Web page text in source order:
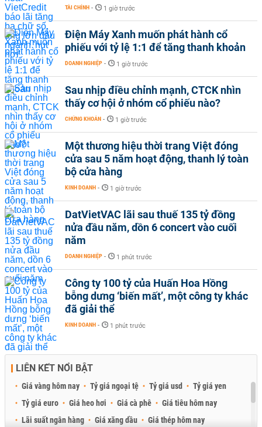
TÀI CHÍNH - 1 giờ trước
Điện Máy Xanh muốn phát hành cổ
phiếu với tỷ lệ 1:1 để tăng thanh khoản
DOANH NGHIỆP - 1 giờ trước
Sau nhịp điều chỉnh mạnh, CTCK nhìn
thấy cơ hội ở nhóm cổ phiếu nào?
CHỨNG KHOÁN - 1 giờ trước
Một thương hiệu thời trang Việt đóng
cửa sau 5 năm hoạt động, thanh lý toàn
bộ cửa hàng
KINH DOANH - 1 giờ trước
DatVietVAC lãi sau thuế 135 tỷ đồng
nửa đầu năm, dồn 6 concert vào cuối
năm
DOANH NGHIỆP - 1 phút trước
Công ty 100 tỷ của Huấn Hoa Hồng
bỗng dưng ‘biến mất’, một công ty khác
đã giải thể
KINH DOANH - 1 phút trước
LIÊN KẾT NỔI BẬT
Giá vàng hôm nay Tỷ giá ngoại tệ Tỷ giá usd
Tỷ giá yen
Tỷ giá euro
Giá heo hơi Giá cà phê
Giá tiêu hôm nay
Lãi suất ngân hàng
Giá xăng dầu Giá thép hôm nay